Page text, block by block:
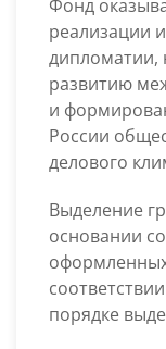
Фонд
реализации
дипломатии,
развитию
и
России
делового
Выделение
основании
порядке